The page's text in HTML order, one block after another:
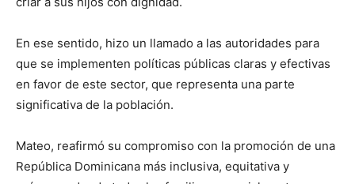
En ese sentido, hizo un llamado a las autoridades para
que se implementen políticas públicas claras y efectivas
en favor de este sector, que representa una parte
significativa de la población.
Mateo, reafirmó su compromiso con la promoción de una
República Dominicana más inclusiva, equitativa y